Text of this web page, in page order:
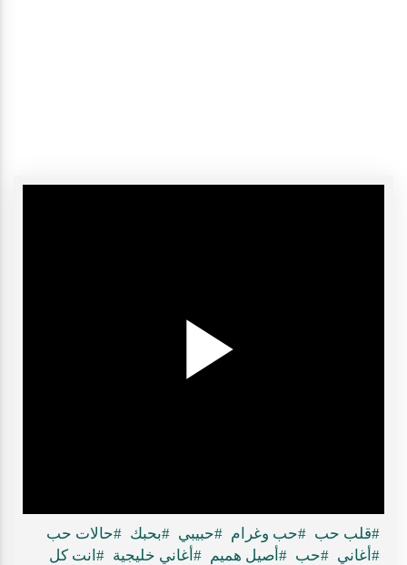
Play
#قلب حب #حب وغرام #حبيبي #بحبك #حالات حب
#أغاني #حب #أصيل هميم #أغاني خليجية #انت كل